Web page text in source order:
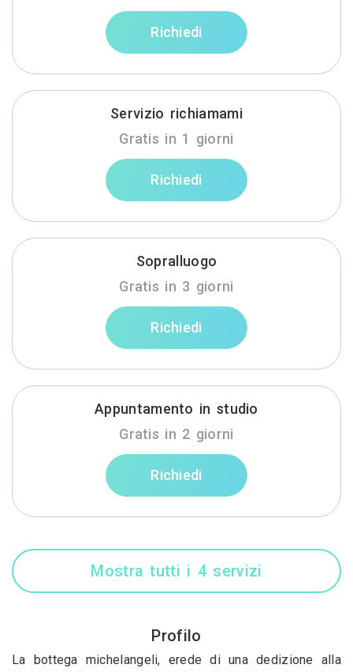
Richiedi
Servizio richiamami
Gratis in 1 giorni
Richiedi
Sopralluogo
Gratis in 3 giorni
Richiedi
Appuntamento in studio
Gratis in 2 giorni
Richiedi
Mostra tutti i 4 servizi
Profilo
La bottega michelangeli, erede di una dedizione alla